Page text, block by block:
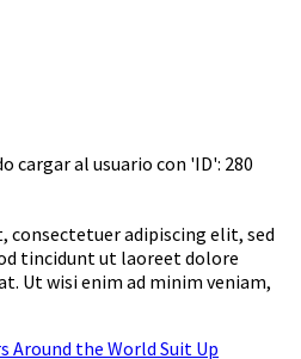
cargar al usuario con 'ID': 280
consectetuer adipiscing elit, sed
tincidunt ut laoreet dolore
Ut wisi enim ad minim veniam,